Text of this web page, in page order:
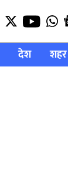
देश शहर